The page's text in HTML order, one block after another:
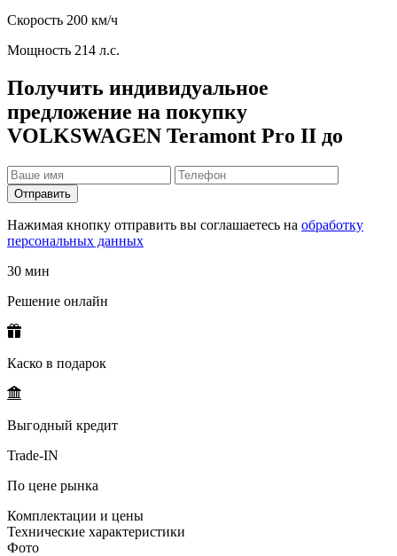
Скорость 200 км/ч
Мощность 214 л.с.
Получить индивидуальное
предложение на покупку
VOLKSWAGEN Teramont Pro II до
Отправить
Нажимая кнопку отправить вы соглашаетесь на обработку
персональных данных
30 мин
Решение онлайн
Каско в подарок
Выгодный кредит
Trade-IN
По цене рынка
Комплектации и цены
Технические характеристики
Фото